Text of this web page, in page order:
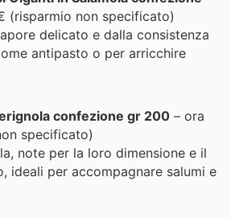
(risparmio non specificato)
delicato e dalla consistenza
antipasto o per arricchire
confezione gr 200 – ora
specificato)
note per la loro dimensione e il
ideali per accompagnare salumi e